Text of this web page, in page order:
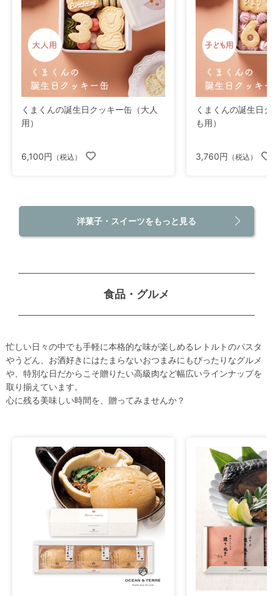
くまくんの誕生日クッキー缶（大人
用）
6,100円 （税込）
くまくんの誕生日
も用）
3,760円 （税込）
洋菓子・スイーツをもっと見る
食品・グルメ
忙しい日々の中でも手軽に本格的な味が楽しめるレトルトのパスタ
やうどん、お酒好きにはたまらないおつまみにもぴったりなグルメ
や、特別な日だからこそ贈りたい高級肉など幅広いラインナップを
取り揃えています。
心に残る美味しい時間を、贈ってみませんか？